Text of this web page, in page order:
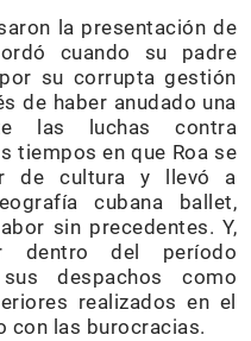
la presentación de
cuando su padre
su corrupta gestión
de haber anudado una
las luchas contra
tiempos en que Roa se
de cultura y llevó a
cubana ballet,
sin precedentes. Y,
dentro del período
despachos como
realizados en el
con las burocracias.